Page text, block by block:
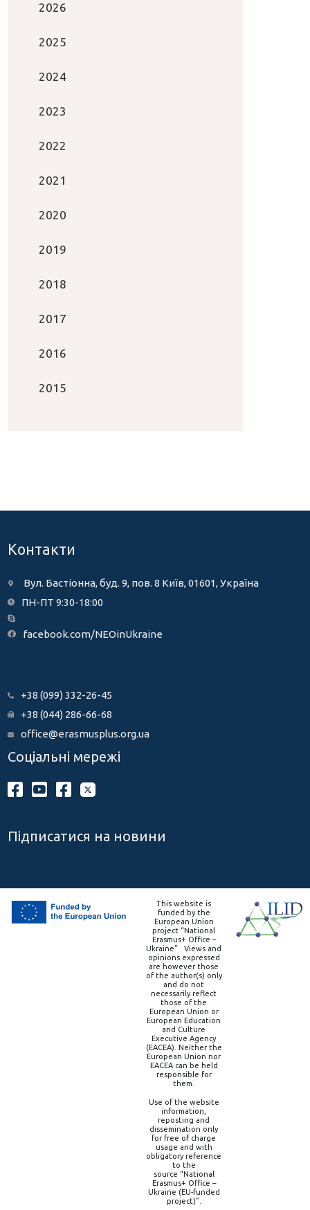
2026
2025
2024
2023
2022
2021
2020
2019
2018
2017
2016
2015
Контакти
Вул. Бастіонна, буд. 9, пов. 8 Київ, 01601, Україна
ПН-ПТ 9:30-18:00
facebook.com/NEOinUkraine
+38 (099) 332-26-45
+38 (044) 286-66-68
office@erasmusplus.org.ua
Соціальні мережі
Підписатися на новини
This website is
funded by the
European Union
project “National
Erasmus+ Office –
Ukraine” . Views and
opinions expressed
are however those
of the author(s) only
and do not
necessarily reflect
those of the
European Union or
European Education
and Culture
Executive Agency
(EACEA). Neither the
European Union nor
EACEA can be held
responsible for
them.
Use of the website
information,
reposting and
dissemination only
for free of charge
usage and with
obligatory reference
to the
source “National
Erasmus+ Office –
Ukraine (EU-funded
project)”.